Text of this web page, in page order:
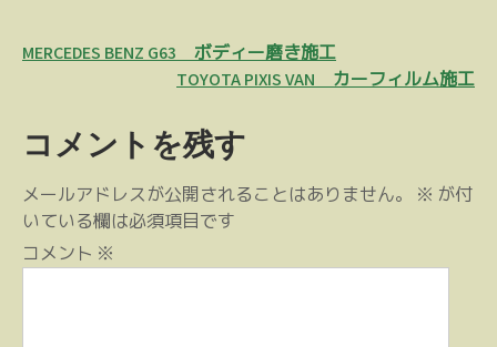
投
ビ
ゲ
ー
シ
MERCEDES BENZ G63 ボディー磨き施工
TOYOTA PIXIS VAN カーフィルム施工
コメントを残す
メールアドレスが公開されることはありません。 ※ が付
いている欄は必須項目です
コメント ※